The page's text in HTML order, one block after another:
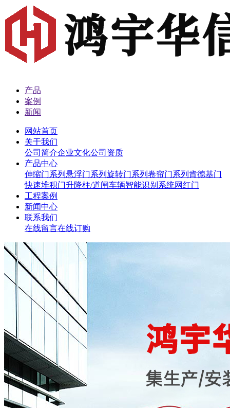
产品
案例
新闻
网站首页
关于我们
公司简介企业文化公司资质
产品中心
伸缩门系列 悬浮门系列 旋转门系列 卷帘门系列 肯德基门
快速堆积门升降柱/道闸车辆智能识别系统网红门
工程案例
新闻中心
联系我们
在线留言在线订购